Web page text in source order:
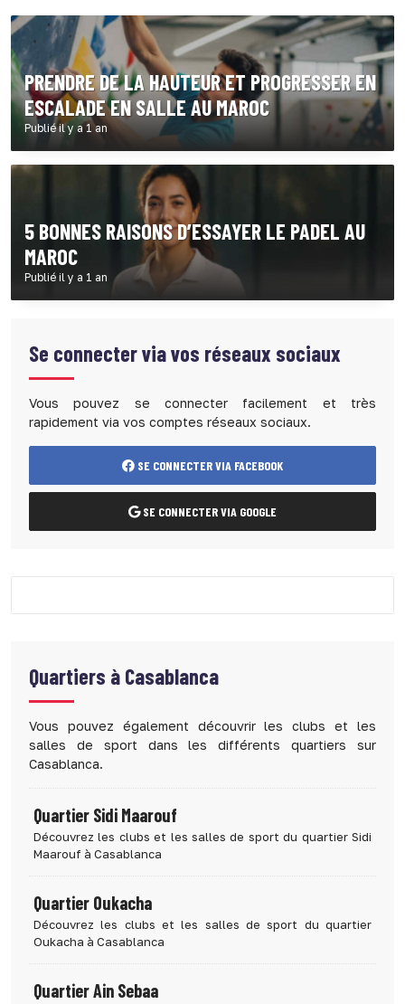
PRENDRE DE LA HAUTEUR ET PROGRESSER EN
ESCALADE EN SALLE AU MAROC
Publié il y a 1 an
5 BONNES RAISONS D’ESSAYER LE PADEL AU
MAROC
Publié il y a 1 an
Se connecter via vos réseaux sociaux
Vous pouvez se connecter facilement et très
rapidement via vos comptes réseaux sociaux.
SE CONNECTER VIA FACEBOOK
SE CONNECTER VIA GOOGLE
Quartiers à Casablanca
Vous pouvez également découvrir les clubs et les
salles de sport dans les différents quartiers sur
Casablanca.
Quartier Sidi Maarouf
Découvrez les clubs et les salles de sport du quartier Sidi
Maarouf à Casablanca
Quartier Oukacha
Découvrez les clubs et les salles de sport du quartier
Oukacha à Casablanca
Quartier Ain Sebaa